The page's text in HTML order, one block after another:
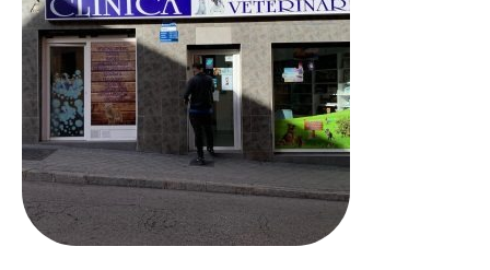
Contactar por Whatsapp